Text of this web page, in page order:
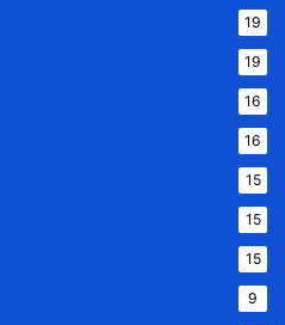
19
19
16
16
15
15
15
9